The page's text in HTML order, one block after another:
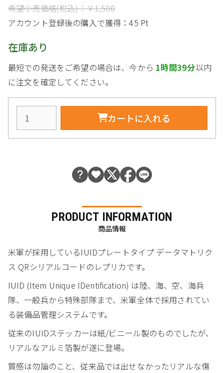
希望小売価格(税込)：￥1,500
アカウント登録後の購入で獲得：45 Pt
在庫あり
最短での発送をご希望の場合は、今から 1時間39分以内
に注文を確定してください。
カートに入れる
PRODUCT INFORMATION
商品情報
米軍が採用しているIUIDプレートタイプ データマトリク
ス QRシリアルコードのレプリカです。
IUID (Item Unique IDentification) は陸、海、空、海兵
隊、一般兵から特殊部隊まで、米軍全体で採用されてい
る装備品管理システムです。
従来のIUIDステッカーは紙/ビニール製のものでしたが、
リアルなアルミ箔製が遂に登場。
質感は勿論のこと、従来品では出せなかったリアルな傷